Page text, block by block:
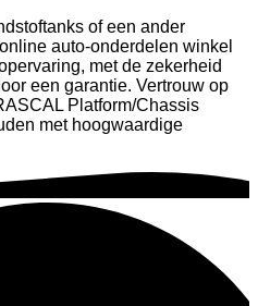
of een ander
auto-onderdelen winkel
met de zekerheid
een garantie. Vertrouw op
Platform/Chassis
met hoogwaardige